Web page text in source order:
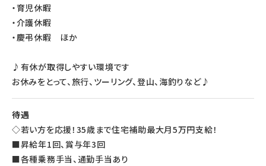
・育児休暇
・介護休暇
・慶弔休暇 ほか
♪有休が取得しやすい環境です
お休みをとって、旅行、ツーリング、登山、海釣りなど♪
待遇
◇若い方を応援！35歳まで住宅補助最大月5万円支給！
■昇給年1回、賞与年3回
■各種乗務手当、通勤手当あり